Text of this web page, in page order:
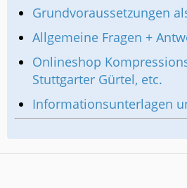
Grundvoraussetzungen
Allgemeine Fragen +
Onlineshop
Stuttgarter Gürtel, etc.
Informationsunterlagen